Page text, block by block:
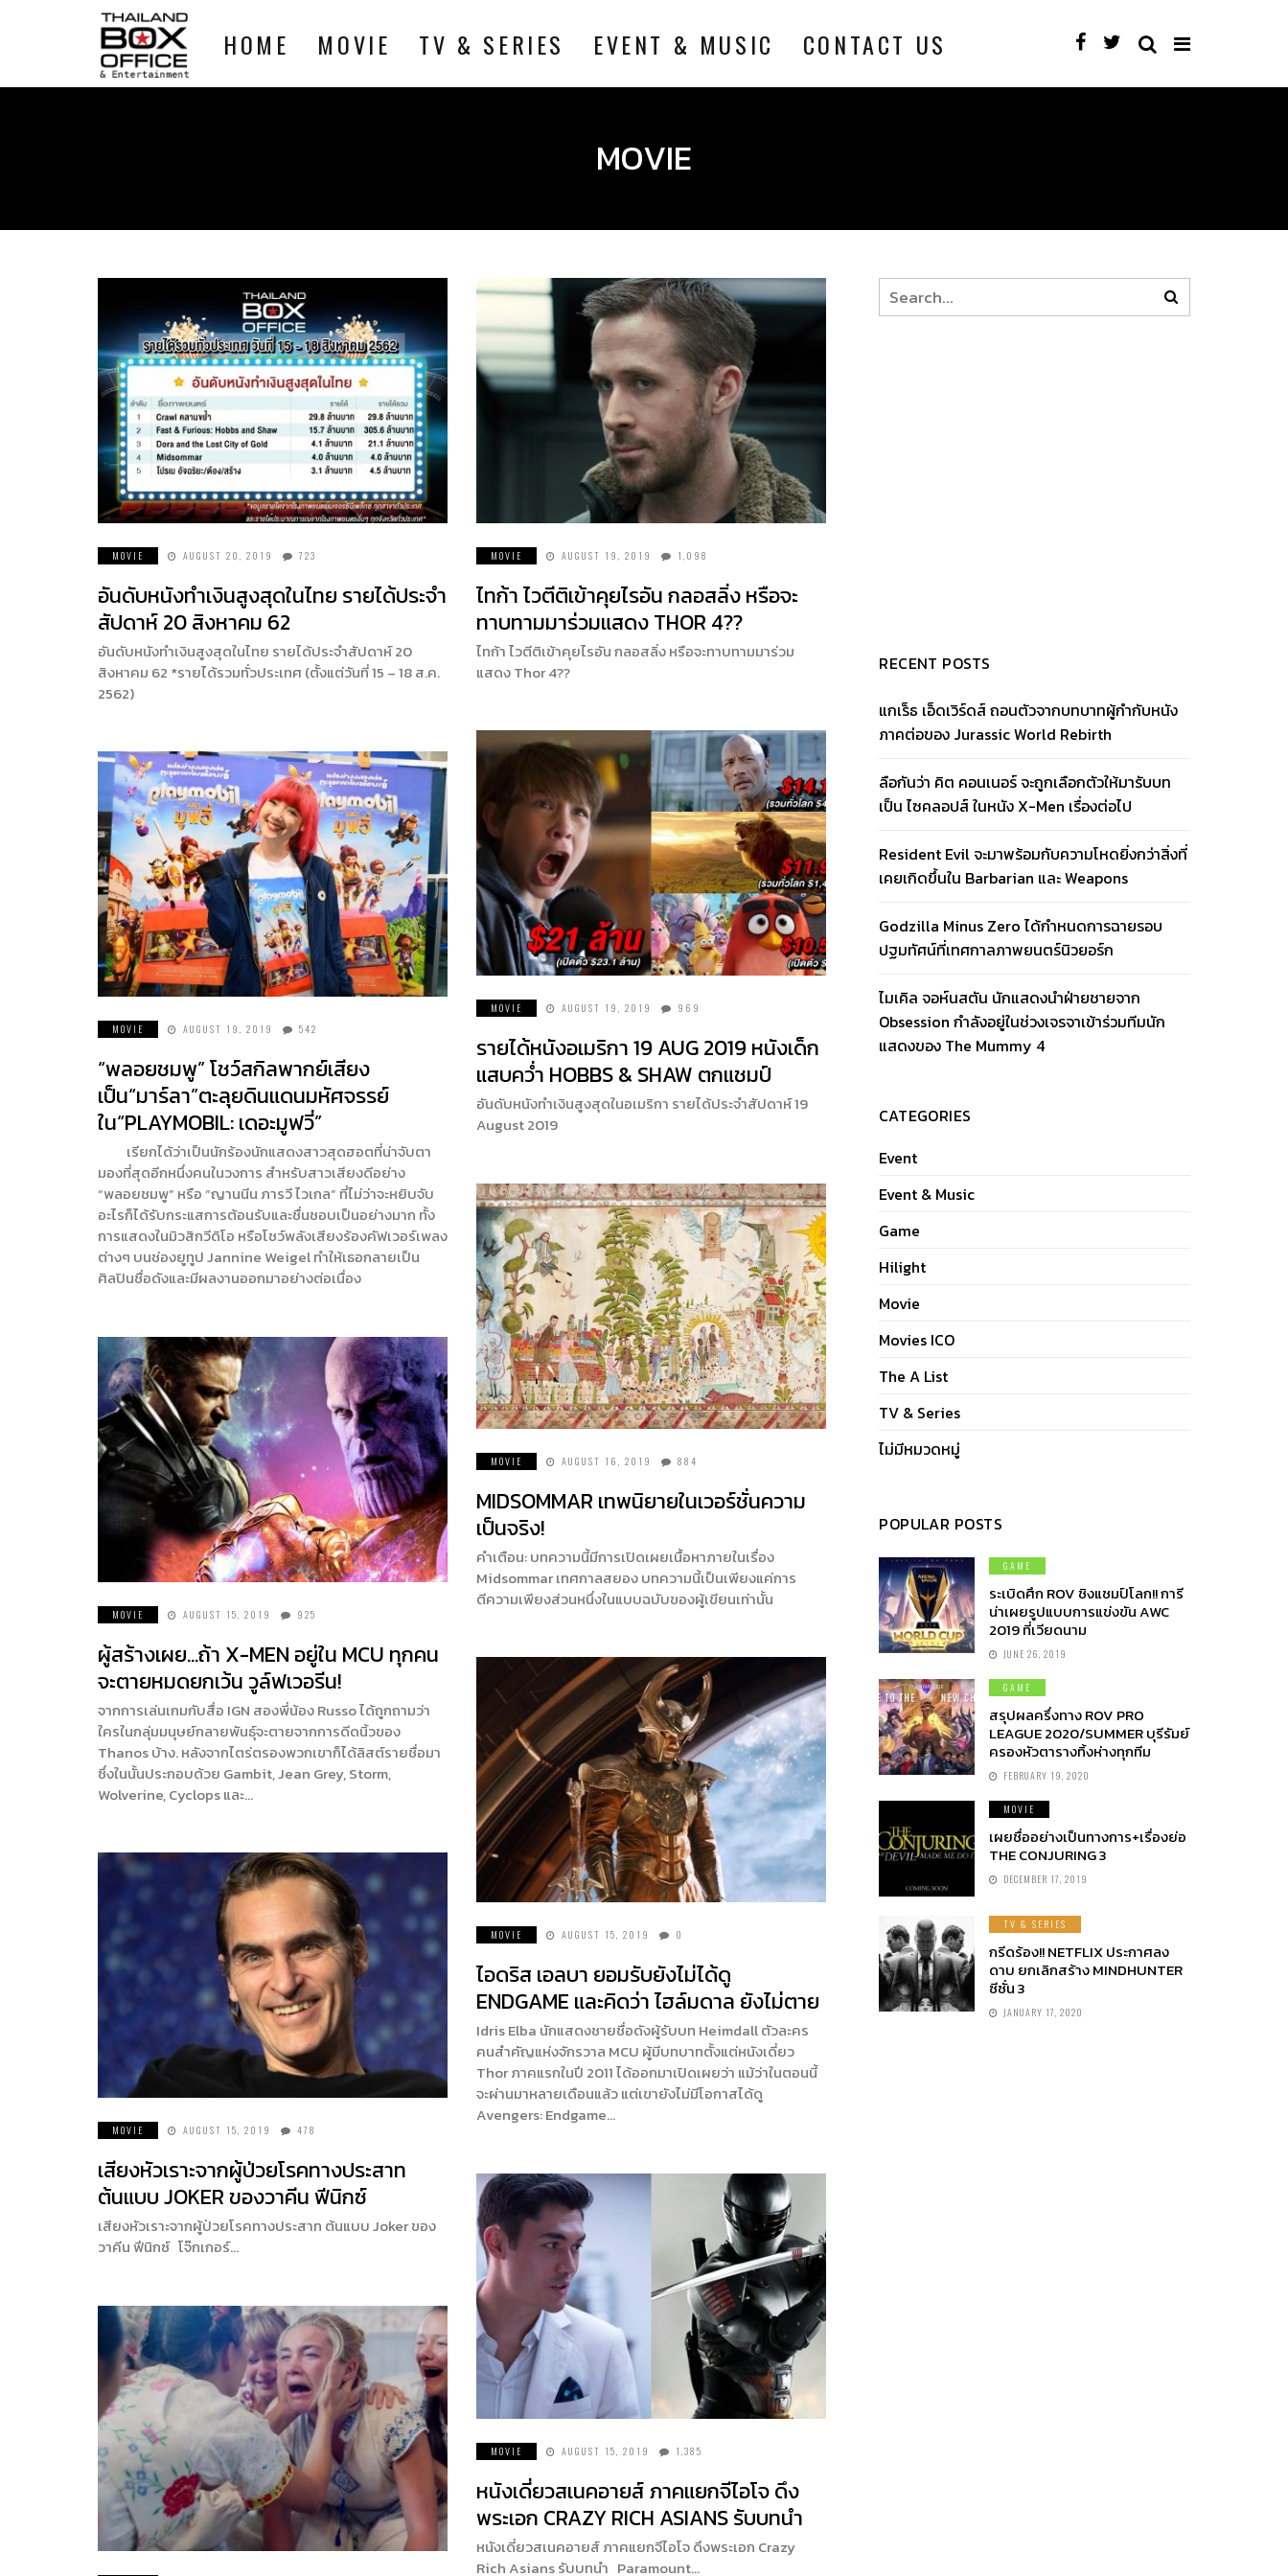
HOME MOVIE TV & SERIES EVENT & MUSIC CONTACT US
MOVIE
MOVIE AUGUST 20, 2019 723
อันดับหนังทำเงินสูงสุดในไทย รายได้ประจำ
สัปดาห์ 20 สิงหาคม 62
อันดับหนังทำเงินสูงสุดในไทย รายได้ประจำสัปดาห์ 20
สิงหาคม 62 *รายได้รวมทั่วประเทศ (ตั้งแต่วันที่ 15 – 18 ส.ค.
2562)
MOVIE AUGUST 19, 2019 1,098
ไทก้า ไวตีติเข้าคุยไรอัน กลอสลิ่ง หรือจะ
ทาบทามมาร่วมแสดง THOR 4??
ไทก้า ไวตีติเข้าคุยไรอัน กลอสลิ่ง หรือจะทาบทามมาร่วม
แสดง Thor 4??
MOVIE AUGUST 19, 2019 969
รายได้หนังอเมริกา 19 AUG 2019 หนังเด็ก
แสบคว่ำ HOBBS & SHAW ตกแชมป์
อันดับหนังทำเงินสูงสุดในอเมริกา รายได้ประจำสัปดาห์ 19
August 2019
MOVIE AUGUST 19, 2019 542
“พลอยชมพู” โชว์สกิลพากย์เสียง
เป็น“มาร์ลา”ตะลุยดินแดนมหัศจรรย์
ใน“PLAYMOBIL: เดอะมูฟวี่”
เรียกได้ว่าเป็นนักร้องนักแสดงสาวสุดฮอตที่น่าจับตา
มองที่สุดอีกหนึ่งคนในวงการ สำหรับสาวเสียงดีอย่าง
“พลอยชมพู” หรือ “ญานนีน ภารวี ไวเกล” ที่ไม่ว่าจะหยิบจับ
อะไรก็ได้รับกระแสการต้อนรับและชื่นชอบเป็นอย่างมาก ทั้ง
การแสดงในมิวสิกวีดิโอ หรือโชว์พลังเสียงร้องคัฟเวอร์เพลง
ต่างๆ บนช่องยูทูป Jannine Weigel ทำให้เธอกลายเป็น
ศิลปินชื่อดังและมีผลงานออกมาอย่างต่อเนื่อง
MOVIE AUGUST 16, 2019 884
MIDSOMMAR เทพนิยายในเวอร์ชั่นความ
เป็นจริง!
คำเตือน: บทความนี้มีการเปิดเผยเนื้อหาภายในเรื่อง
Midsommar เทศกาลสยอง บทความนี้เป็นเพียงแค่การ
ตีความเพียงส่วนหนึ่งในแบบฉบับของผู้เขียนเท่านั้น
MOVIE AUGUST 15, 2019 925
ผู้สร้างเผย…ถ้า X-MEN อยู่ใน MCU ทุกคน
จะตายหมดยกเว้น วูล์ฟเวอรีน!
จากการเล่นเกมกับสื่อ IGN สองพี่น้อง Russo ได้ถูกถามว่า
ใครในกลุ่มมนุษย์กลายพันธุ์จะตายจากการดีดนิ้วของ
Thanos บ้าง. หลังจากไตร่ตรองพวกเขาก็ได้ลิสต์รายชื่อมา
ซึ่งในนั้นประกอบด้วย Gambit, Jean Grey, Storm,
Wolverine, Cyclops และ…
MOVIE AUGUST 15, 2019 0
ไอดริส เอลบา ยอมรับยังไม่ได้ดู
ENDGAME และคิดว่า ไฮล์มดาล ยังไม่ตาย
Idris Elba นักแสดงชายชื่อดังผู้รับบท Heimdall ตัวละคร
คนสำคัญแห่งจักรวาล MCU ผู้มีบทบาทตั้งแต่หนังเดี่ยว
Thor ภาคแรกในปี 2011 ได้ออกมาเปิดเผยว่า แม้ว่าในตอนนี้
จะผ่านมาหลายเดือนแล้ว แต่เขายังไม่มีโอกาสได้ดู
Avengers: Endgame…
MOVIE AUGUST 15, 2019 478
เสียงหัวเราะจากผู้ป่วยโรคทางประสาท
ต้นแบบ JOKER ของวาคีน ฟีนิกซ์
เสียงหัวเราะจากผู้ป่วยโรคทางประสาท ต้นแบบ Joker ของ
วาคีน ฟีนิกซ์ โจ๊กเกอร์…
MOVIE AUGUST 15, 2019 1,385
หนังเดี่ยวสเนคอายส์ ภาคแยกจีไอโจ ดึง
พระเอก CRAZY RICH ASIANS รับบทนำ
หนังเดี่ยวสเนคอายส์ ภาคแยกจีไอโจ ดึงพระเอก Crazy
Rich Asians รับบทนำ Paramount…
RECENT POSTS
แกเร็ธ เอ็ดเวิร์ดส์ ถอนตัวจากบทบาทผู้กำกับหนัง
ภาคต่อของ Jurassic World Rebirth
ลือกันว่า คิต คอนเนอร์ จะถูกเลือกตัวให้มารับบท
เป็น ไซคลอปส์ ในหนัง X-Men เรื่องต่อไป
Resident Evil จะมาพร้อมกับความโหดยิ่งกว่าสิ่งที่
เคยเกิดขึ้นใน Barbarian และ Weapons
Godzilla Minus Zero ได้กำหนดการฉายรอบ
ปฐมทัศน์ที่เทศกาลภาพยนตร์นิวยอร์ก
ไมเคิล จอห์นสตัน นักแสดงนำฝ่ายชายจาก
Obsession กำลังอยู่ในช่วงเจรจาเข้าร่วมทีมนัก
แสดงของ The Mummy 4
CATEGORIES
Event
Event & Music
Game
Hilight
Movie
Movies ICO
The A List
TV & Series
ไม่มีหมวดหมู่
POPULAR POSTS
GAME
ระเบิดศึก ROV ชิงแชมป์โลก!! การี
น่าเผยรูปแบบการแข่งขัน AWC
2019 ที่เวียดนาม
JUNE 26, 2019
GAME
สรุปผลครึ่งทาง ROV PRO
LEAGUE 2020/SUMMER บุรีรัมย์
ครองหัวตารางทิ้งห่างทุกทีม
FEBRUARY 19, 2020
MOVIE
เผยชื่ออย่างเป็นทางการ+เรื่องย่อ
THE CONJURING 3
DECEMBER 17, 2019
TV & SERIES
กรีดร้อง!! NETFLIX ประกาศลง
ดาบ ยกเลิกสร้าง MINDHUNTER
ซีซั่น 3
JANUARY 17, 2020